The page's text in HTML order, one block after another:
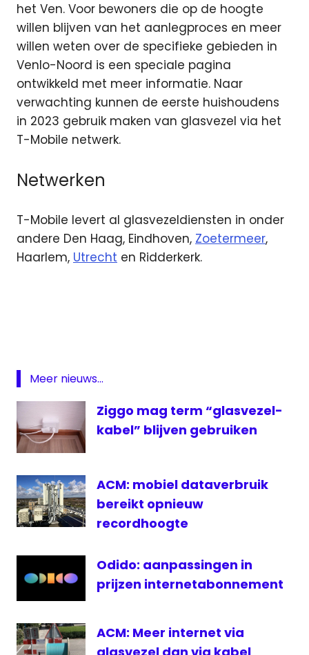
het Ven. Voor bewoners die op de hoogte
willen blijven van het aanlegproces en meer
willen weten over de specifieke gebieden in
Venlo-Noord is een speciale pagina
ontwikkeld met meer informatie. Naar
verwachting kunnen de eerste huishoudens
in 2023 gebruik maken van glasvezel via het
T-Mobile netwerk.
Netwerken
T-Mobile levert al glasvezeldiensten in onder
andere Den Haag, Eindhoven, Zoetermeer,
Haarlem, Utrecht en Ridderkerk.
Mobile
Venlo
Meer nieuws...
Ziggo mag term “glasvezel-
kabel” blijven gebruiken
ACM: mobiel dataverbruik
bereikt opnieuw
recordhoogte
Odido: aanpassingen in
prijzen internetabonnement
ACM: Meer internet via